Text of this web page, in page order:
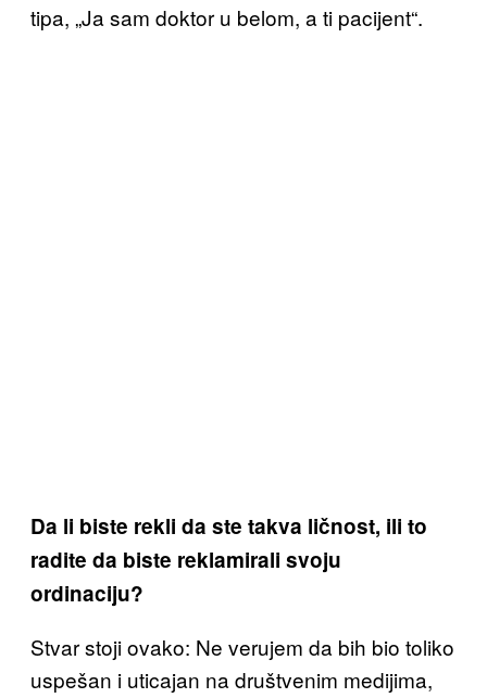
tipa, „Ja sam doktor u belom, a ti pacijent“.
Da li biste rekli da ste takva ličnost, ili to
radite da biste reklamirali svoju
ordinaciju?
Stvar stoji ovako: Ne verujem da bih bio toliko
uspešan i uticajan na društvenim medijima,